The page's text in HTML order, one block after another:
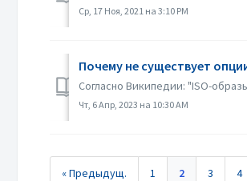
Ср, 17 Ноя, 2021 на 3:10 PM
Почему не существует
Согласно Википедии: "ISO-
Чт, 6 Апр, 2023 на 10:30 AM
« Предыдущ. 1 2 3 4